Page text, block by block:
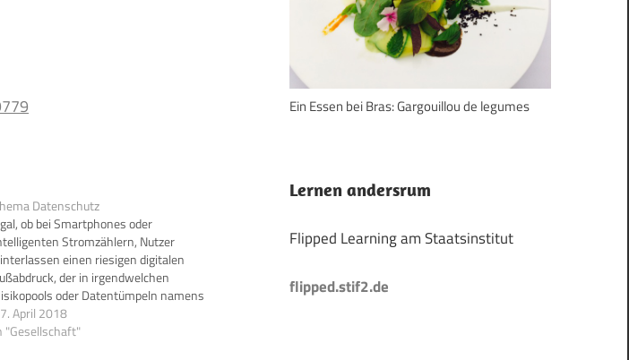
Datenschutz
ob bei Smartphones oder
Stromzählern, Nutzer
einen riesigen digitalen
der in irgendwelchen
oder Datentümpeln namens
landet, wo sie von
ausgewertet und
April 2018
"Gesellschaft"
Ein Essen bei Bras: Gargouillou de legumes
Lernen andersrum
Flipped Learning am Staatsinstitut
flipped.stif2.de